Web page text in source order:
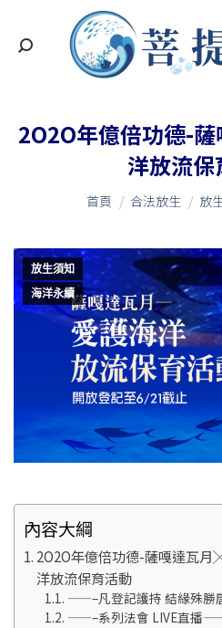
搜
2O2O年億倍功德-
洋放流保
您在這裡：
首頁 合法放生 放
放生須知
海洋永續
內容大綱
2O2O年億倍功德-薩嘎達瓦
洋放流保育活動
——–凡登記護持 結緣殊
——–系列法會 LIVE直播